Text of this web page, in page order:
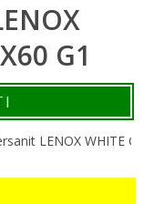
G1
LENOX WHITE